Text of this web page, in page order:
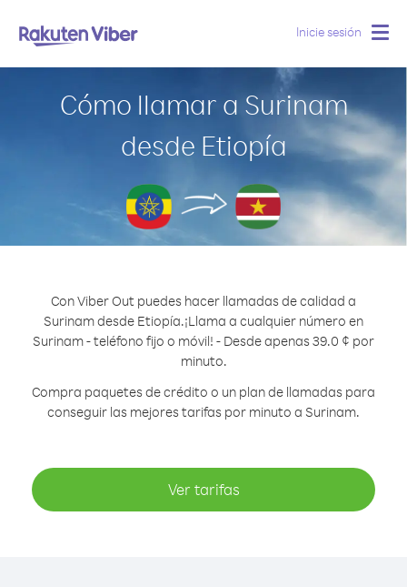
Inicie sesión
Cómo llamar a Surinam
desde Etiopía
Con Viber Out puedes hacer llamadas de calidad a
Surinam desde Etiopía.¡Llama a cualquier número en
Surinam - teléfono fijo o móvil! - Desde apenas 39.0 ¢ por
minuto.
Compra paquetes de crédito o un plan de llamadas para
conseguir las mejores tarifas por minuto a Surinam.
Ver tarifas